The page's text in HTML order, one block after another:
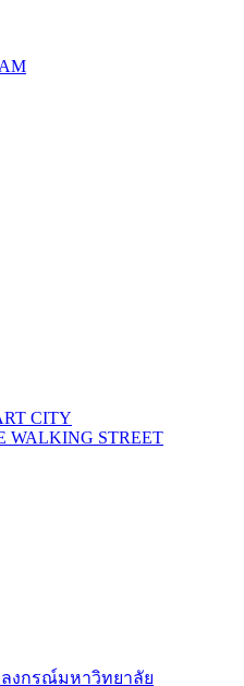
CITY
WALKING STREET